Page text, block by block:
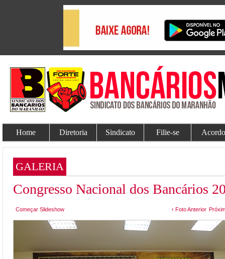
Home Diretoria Sindicato Filie-se
GALERIA
Congresso Nacional dos Bancários
Começar Slideshow ‹ Foto Anterior